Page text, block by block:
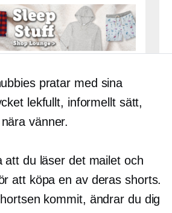
pratar med sina
lekfullt, informellt sätt,
vänner.
att du läser det mailet och
att köpa en av deras shorts.
kommit, ändrar du dig